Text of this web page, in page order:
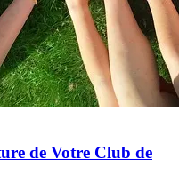
de Votre Club de